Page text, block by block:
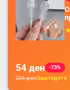
54 ден
-73%
206денЗаштедете